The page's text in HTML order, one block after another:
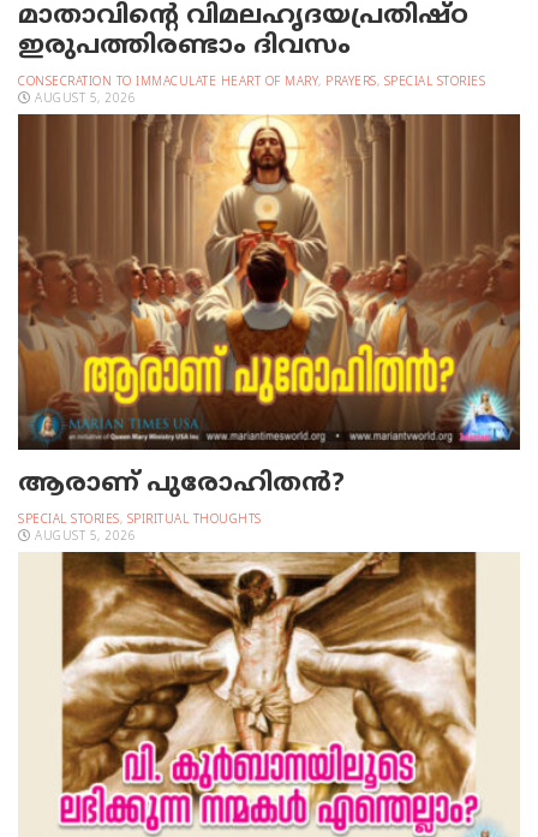
മാതാവിന്റെ വിമലഹൃദയപ്രതിഷ്ഠ
ഇരുപത്തിരണ്ടാം ദിവസം
CONSECRATION TO IMMACULATE HEART OF MARY, PRAYERS, SPECIAL STORIES
AUGUST 5, 2026
ആരാണ് പുരോഹിതൻ?
SPECIAL STORIES, SPIRITUAL THOUGHTS
AUGUST 5, 2026